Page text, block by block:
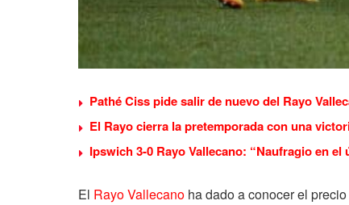
Pathé Ciss pide salir de nuevo del Rayo
El Rayo cierra la pretemporada con una
Ipswich 3-0 Rayo Vallecano: “Naufragio en
El Rayo Vallecano ha dado a conocer el